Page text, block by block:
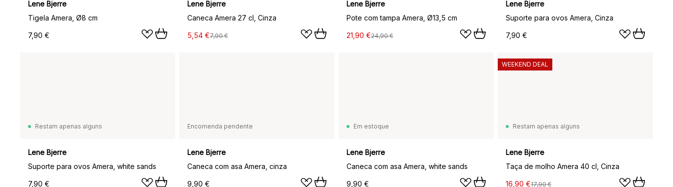
Lene Bjerre
Tigela Amera, Ø8 cm
7,90 €
Lene Bjerre
Caneca Amera 27 cl, Cinza
5,54 €7,90 €
Lene Bjerre
Pote com tampa Amera, Ø13,5 cm
21,90 €24,90 €
Lene Bjerre
Suporte para ovos Amera, Cinza
7,90 €
Restam apenas alguns
Lene Bjerre
Suporte para ovos Amera, white sands
7,90 €
Encomenda pendente
Lene Bjerre
Caneca com asa Amera, cinza
9,90 €
Em estoque
Lene Bjerre
Caneca com asa Amera, white sands
9,90 €
Restam apenas alguns
Lene Bjerre
Taça de molho Amera 40 cl, Cinza
16,90 €17,90 €
WEEKEND DEAL